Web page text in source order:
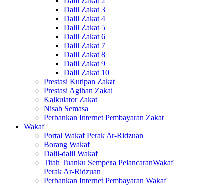
Dalil Zakat 3
Dalil Zakat 4
Dalil Zakat 5
Dalil Zakat 6
Dalil Zakat 7
Dalil Zakat 8
Dalil Zakat 9
Dalil Zakat 10
Prestasi Kutipan Zakat
Prestasi Agihan Zakat
Kalkulator Zakat
Nisab Semasa
Perbankan Internet Pembayaran Zakat
Wakaf
Portal Wakaf Perak Ar-Ridzuan
Borang Wakaf
Dalil-dalil Wakaf
Titah Tuanku Sempena PelancaranWakaf
Perak Ar-Ridzuan
Perbankan Internet Pembayaran Wakaf